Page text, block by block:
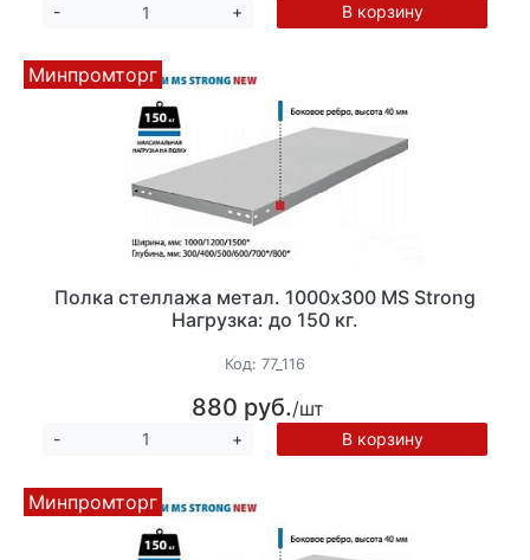
- + В корзину
Минпромторг
Полка стеллажа метал. 1000х300 MS Strong
Нагрузка: до 150 кг.
Код: 77_116
880 руб./шт
- + В корзину
Минпромторг